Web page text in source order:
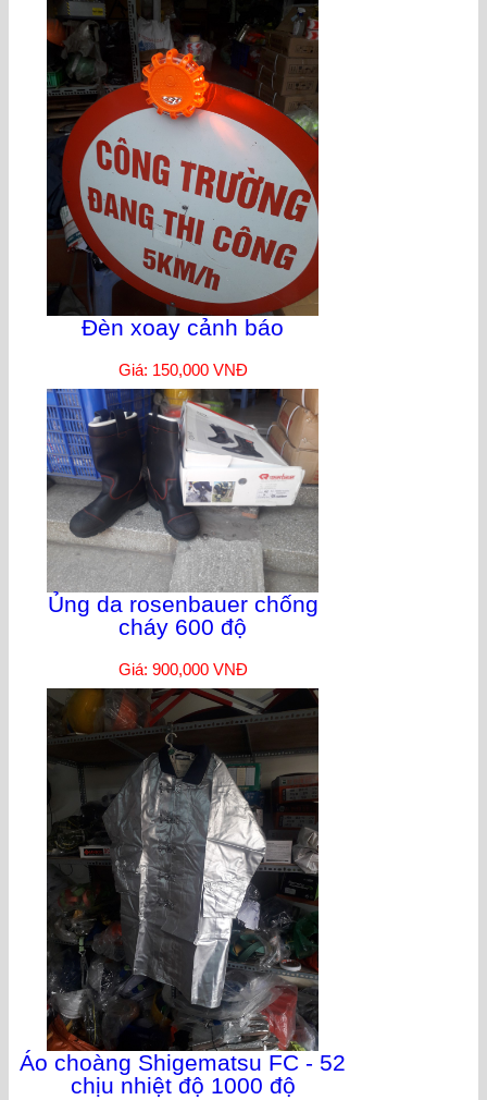
Đèn xoay cảnh báo
Giá: 150,000 VNĐ
Ủng da rosenbauer chống
cháy 600 độ
Giá: 900,000 VNĐ
Áo choàng Shigematsu FC - 52
chịu nhiệt độ 1000 độ